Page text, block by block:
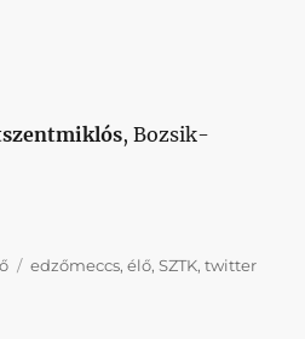
, Bozsik-
edzőmeccs”
Címke
edzőmeccs,élő,SZTK,twitter